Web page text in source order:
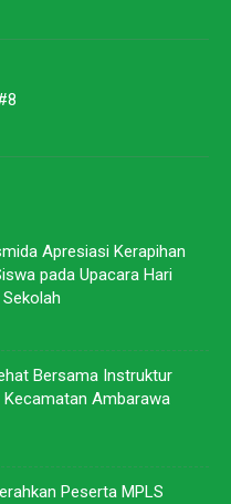
Apresiasi Kerapihan
pada Upacara Hari
Bersama Instruktur
Ambarawa
Peserta MPLS